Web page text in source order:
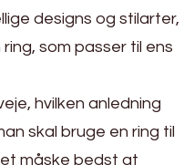
designs og stilarter,
som passer til ens
hvilken anledning
skal bruge en ring til
måske bedst at